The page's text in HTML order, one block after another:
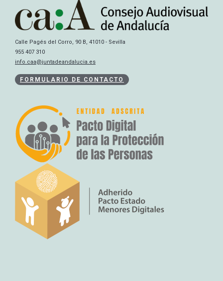
Calle Pagés del Corro, 90 B, 41010 - Sevilla
955 407 310
info.caa@juntadeandalucia.es
FORMULARIO DE CONTACTO